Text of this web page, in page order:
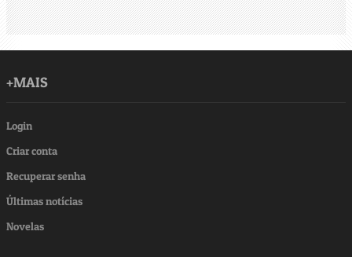
+MAIS
Login
Criar conta
Recuperar senha
Últimas notícias
Novelas